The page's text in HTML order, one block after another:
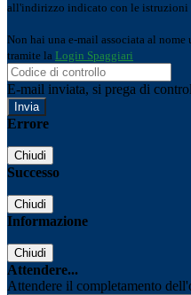
all'indirizzo indicato con le istruzioni
Non hai una e-mail associata al
tramite la Login Spaggiari
E-mail inviata, si prega di
Errore
Chiudi
Successo
Chiudi
Informazione
Chiudi
Attendere...
Attendere il completamento